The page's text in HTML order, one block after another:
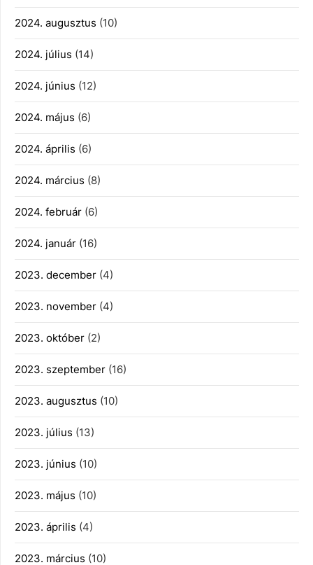
2024. augusztus (10)
2024. július (14)
2024. június (12)
2024. május (6)
2024. április (6)
2024. március (8)
2024. február (6)
2024. január (16)
2023. december (4)
2023. november (4)
2023. október (2)
2023. szeptember (16)
2023. augusztus (10)
2023. július (13)
2023. június (10)
2023. május (10)
2023. április (4)
2023. március (10)